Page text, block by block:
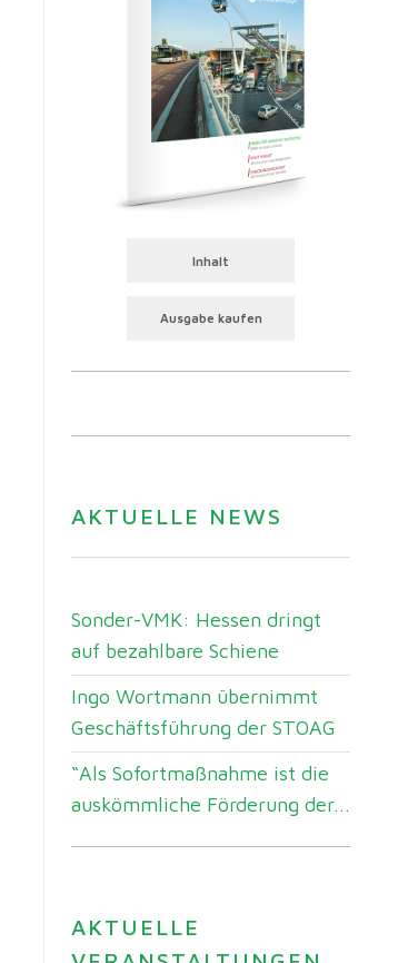
Inhalt
Ausgabe kaufen
AKTUELLE NEWS
Sonder-VMK: Hessen dringt
auf bezahlbare Schiene
Ingo Wortmann übernimmt
Geschäftsführung der STOAG
“Als Sofortmaßnahme ist die
auskömmliche Förderung der...
AKTUELLE